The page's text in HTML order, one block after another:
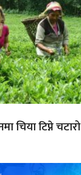
चिया टिप्ने चटारो